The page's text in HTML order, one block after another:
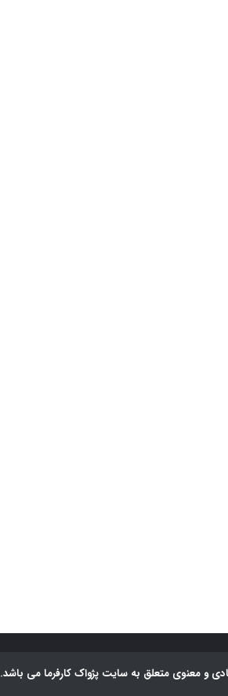
و معنوی متعلق به سایت پژواک کارفرما می باشد.